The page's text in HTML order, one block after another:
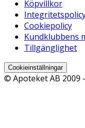
Köpvillkor
Cookiepolicy
Kundklubbens
Tillgänglighet
Cookieinställningar
© Apoteket AB 2009 -